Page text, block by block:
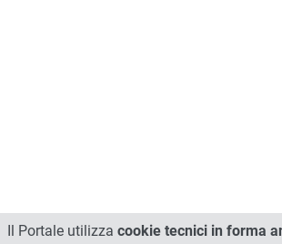
Il Portale utilizza cookie tecnici in forma